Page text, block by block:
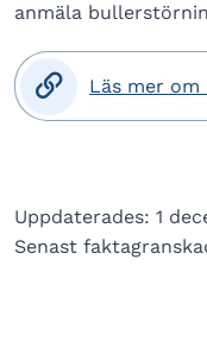
anmäla
 Läs mer
Uppdaterades: 1
Senast